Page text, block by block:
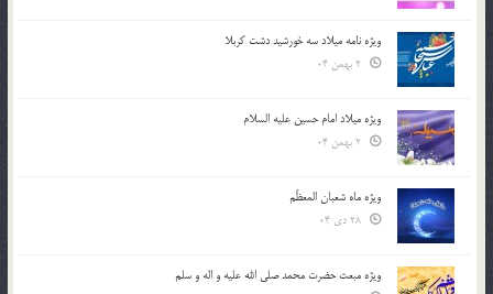
ویژه نامه میلاد سه خورشید دشت کربلا
ویژه میلاد امام حسین علیه السلام
ویژه ماه شعبان المعظّم
ویژه مبعث حضرت محمد صلی الله علیه و اله و سلم